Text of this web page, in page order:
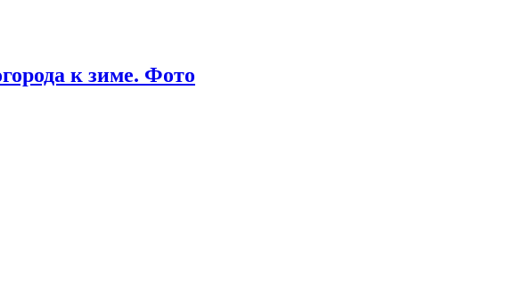
к зиме. Фото